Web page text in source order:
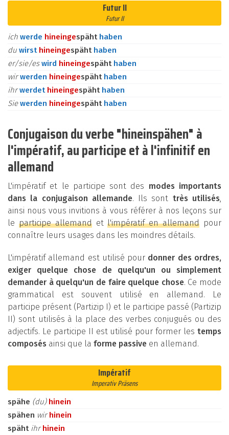
Futur II
Futur II
ich werde hineingespäht haben
du wirst hineingespäht haben
er/sie/eswird hineingespäht haben
wirwerden hineingespäht haben
ihrwerdet hineingespäht haben
Siewerden hineingespäht haben
Conjugaison du verbe "hineinspähen" à
l'impératif, au participe et à l'infinitif en
allemand
L'impératif et le participe sont des modes importants
dans la conjugaison allemande. Ils sont très utilisés,
ainsi nous vous invitions à vous référer à nos leçons sur
le participe allemandetl'impératif en allemand pour
connaître leurs usages dans les moindres détails.
L'impératif allemand est utilisé pour donner des ordres,
exiger quelque chose de quelqu'un ou simplement
demander à quelqu'un de faire quelque chose. Ce mode
grammatical est souvent utilisé en allemand. Le
participe présent (Partizip I) et le participe passé (Partizip
II) sont utilisés à la place des verbes conjugués ou des
adjectifs. Le participe II est utilisé pour former les temps
composés ainsi que la forme passive en allemand.
Impératif
Imperativ Präsens
spähe (du) hinein
spähen wirhinein
späht ihrhinein